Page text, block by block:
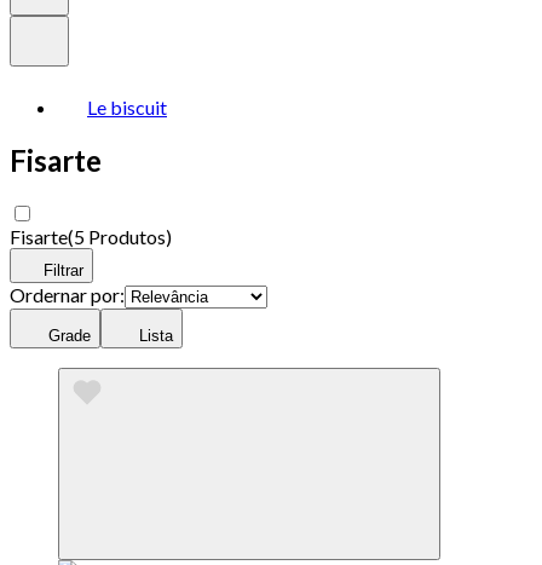
Le biscuit
Fisarte
Fisarte(5 Produtos)
Filtrar
Ordernar por:
Grade Lista